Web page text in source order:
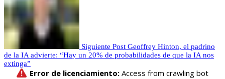
Siguiente Post Geoffrey Hinton, el padrino
de la IA advierte: “Hay un 20% de probabilidades de que la IA nos
extinga”